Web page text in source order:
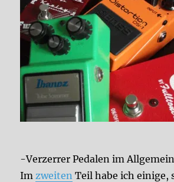
-Verzerrer Pedalen im
Im zweiten Teil habe ich einige,